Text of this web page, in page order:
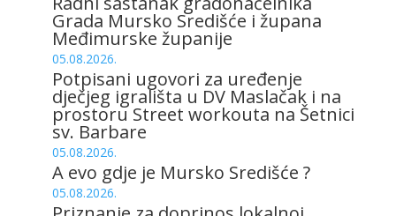
Grada Mursko Središće i župana
Međimurske županije
05.08.2026.
Potpisani ugovori za uređenje
dječjeg igrališta u DV Maslačak i na
prostoru Street workouta na Šetnici
sv. Barbare
05.08.2026.
A evo gdje je Mursko Središće ?
05.08.2026.